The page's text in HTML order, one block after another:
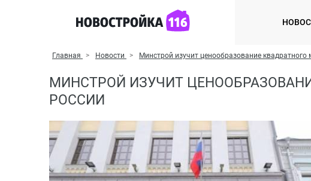
Главная Новости Минстрой изучит ценообразование
МИНСТРОЙ ИЗУЧИТ
РОССИИ